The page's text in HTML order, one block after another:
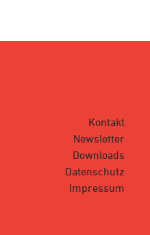
Kontakt
Newsletter
Downloads
Datenschutz
Impressum